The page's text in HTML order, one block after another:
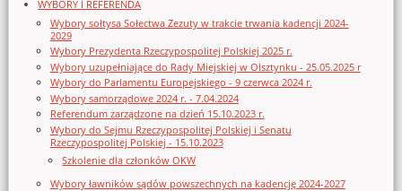
WYBORY I REFERENDA
Wybory sołtysa Sołectwa Zezuty w trakcie trwania kadencji 2024-
2029
Wybory Prezydenta Rzeczypospolitej Polskiej 2025 r.
Wybory uzupełniające do Rady Miejskiej w Olsztynku - 25.05.2025 r
Wybory do Parlamentu Europejskiego - 9 czerwca 2024 r.
Wybory samorządowe 2024 r. - 7.04.2024
Referendum zarządzone na dzień 15.10.2023 r.
Wybory do Sejmu Rzeczypospolitej Polskiej i Senatu
Rzeczypospolitej Polskiej - 15.10.2023
Szkolenie dla członków OKW
Wybory ławników sądów powszechnych na kadencję 2024-2027